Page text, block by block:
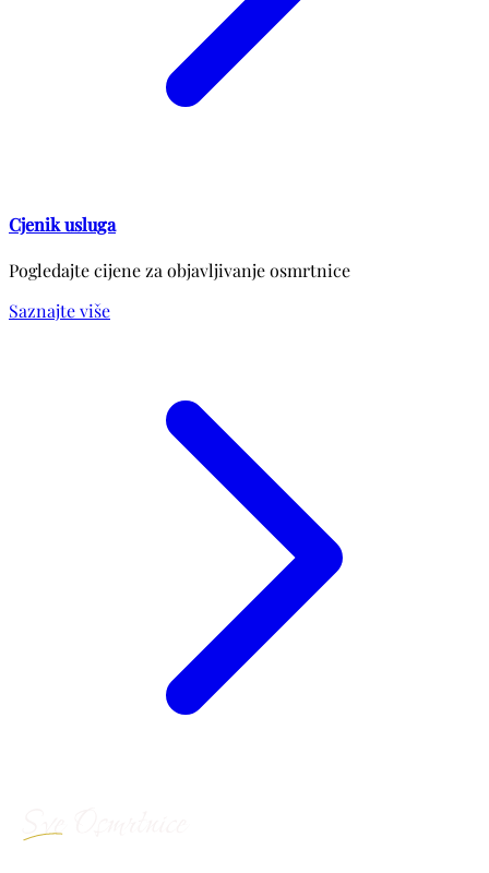
Cjenik usluga
Pogledajte cijene za objavljivanje osmrtnice
Saznajte više